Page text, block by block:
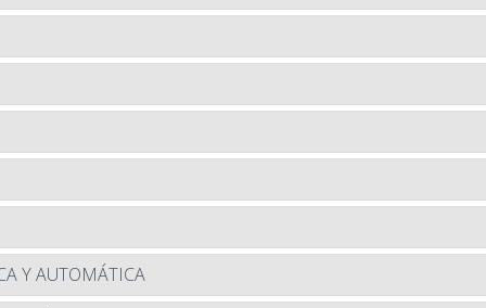
Y AUTOMÁTICA